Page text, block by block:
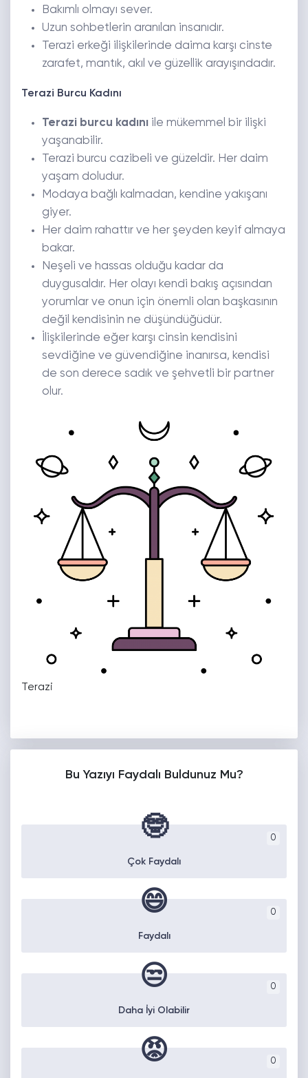
Bakımlı olmayı sever.
Uzun sohbetlerin aranılan insanıdır.
Terazi erkeği ilişkilerinde daima karşı cinste
zarafet, mantık, akıl ve güzellik arayışındadır.
Terazi Burcu Kadını
Terazi burcu kadını ile mükemmel bir ilişki
yaşanabilir.
Terazi burcu cazibeli ve güzeldir. Her daim
yaşam doludur.
Modaya bağlı kalmadan, kendine yakışanı
giyer.
Her daim rahattır ve her şeyden keyif almaya
bakar.
Neşeli ve hassas olduğu kadar da
duygusaldır. Her olayı kendi bakış açısından
yorumlar ve onun için önemli olan başkasının
değil kendisinin ne düşündüğüdür.
İlişkilerinde eğer karşı cinsin kendisini
sevdiğine ve güvendiğine inanırsa, kendisi
de son derece sadık ve şehvetli bir partner
olur.
Terazi
Bu Yazıyı Faydalı Buldunuz Mu?
0
🤓
Çok Faydalı
0
😄
Faydalı
0
😒
Daha İyi Olabilir
0
😡